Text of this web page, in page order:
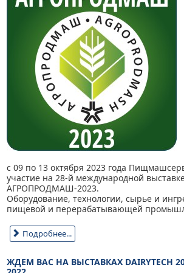
с 09 по 13 октября 2023 года
участие на 28-й международной
АГРОПРОДМАШ-2023.
Оборудование, технологии, сырье и
пищевой и перерабатывающей
Подробнее...
ЖДЕМ ВАС НА ВЫСТАВКАХ DAIRYTECH